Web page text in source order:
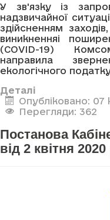
У зв'язку із
надзвичайної
здійсненням
виникненняі
(COVID-19)
направила
екологічного
Деталі
Опубліковано: 07
Перегляди: 362
Постанова
від 2 квітня